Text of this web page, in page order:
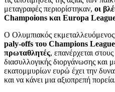
μεταγραφές περιορίστηκαν, οι
Champoions και Europa
Ο Ολυμπιακός
paly-offs του Champions
πρωταθλητές, επανέρχεται
διασυλλογικής διοργάνωσης και
εκατομμυρίων ευρώ έχει την
και να κάνει μια αξιοπρεπή πορεία.